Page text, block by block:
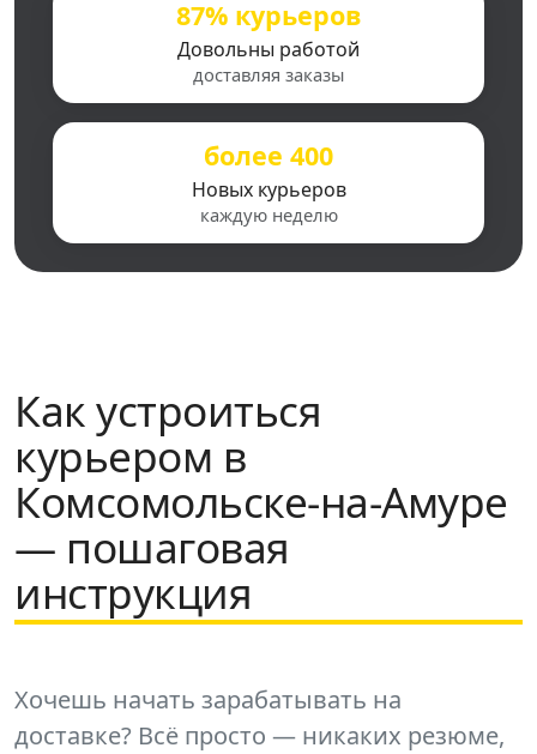
87% курьеров
Довольны работой
доставляя заказы
более 400
Новых курьеров
каждую неделю
Как устроиться
курьером в
Комсомольске-на-Амуре
— пошаговая
инструкция
Хочешь начать зарабатывать на
доставке? Всё просто — никаких резюме,